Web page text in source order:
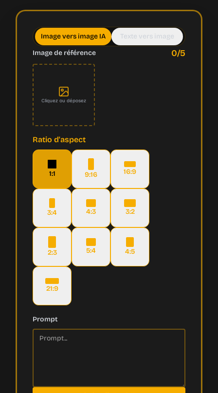
Image vers image IA
Texte vers image
Image de référence
0/5
Cliquez ou déposez
Ratio d'aspect
1:1 9:16 16:9
3:4 4:3 3:2
2:3 5:4 4:5
21:9
Prompt